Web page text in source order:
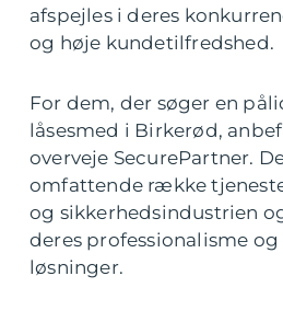
afspejles i deres
og høje kundetilfredshed.
For dem, der søger en
låsesmed i Birkerød,
overveje SecurePartner.
omfattende række
og sikkerhedsindustrien
deres professionalisme
løsninger.